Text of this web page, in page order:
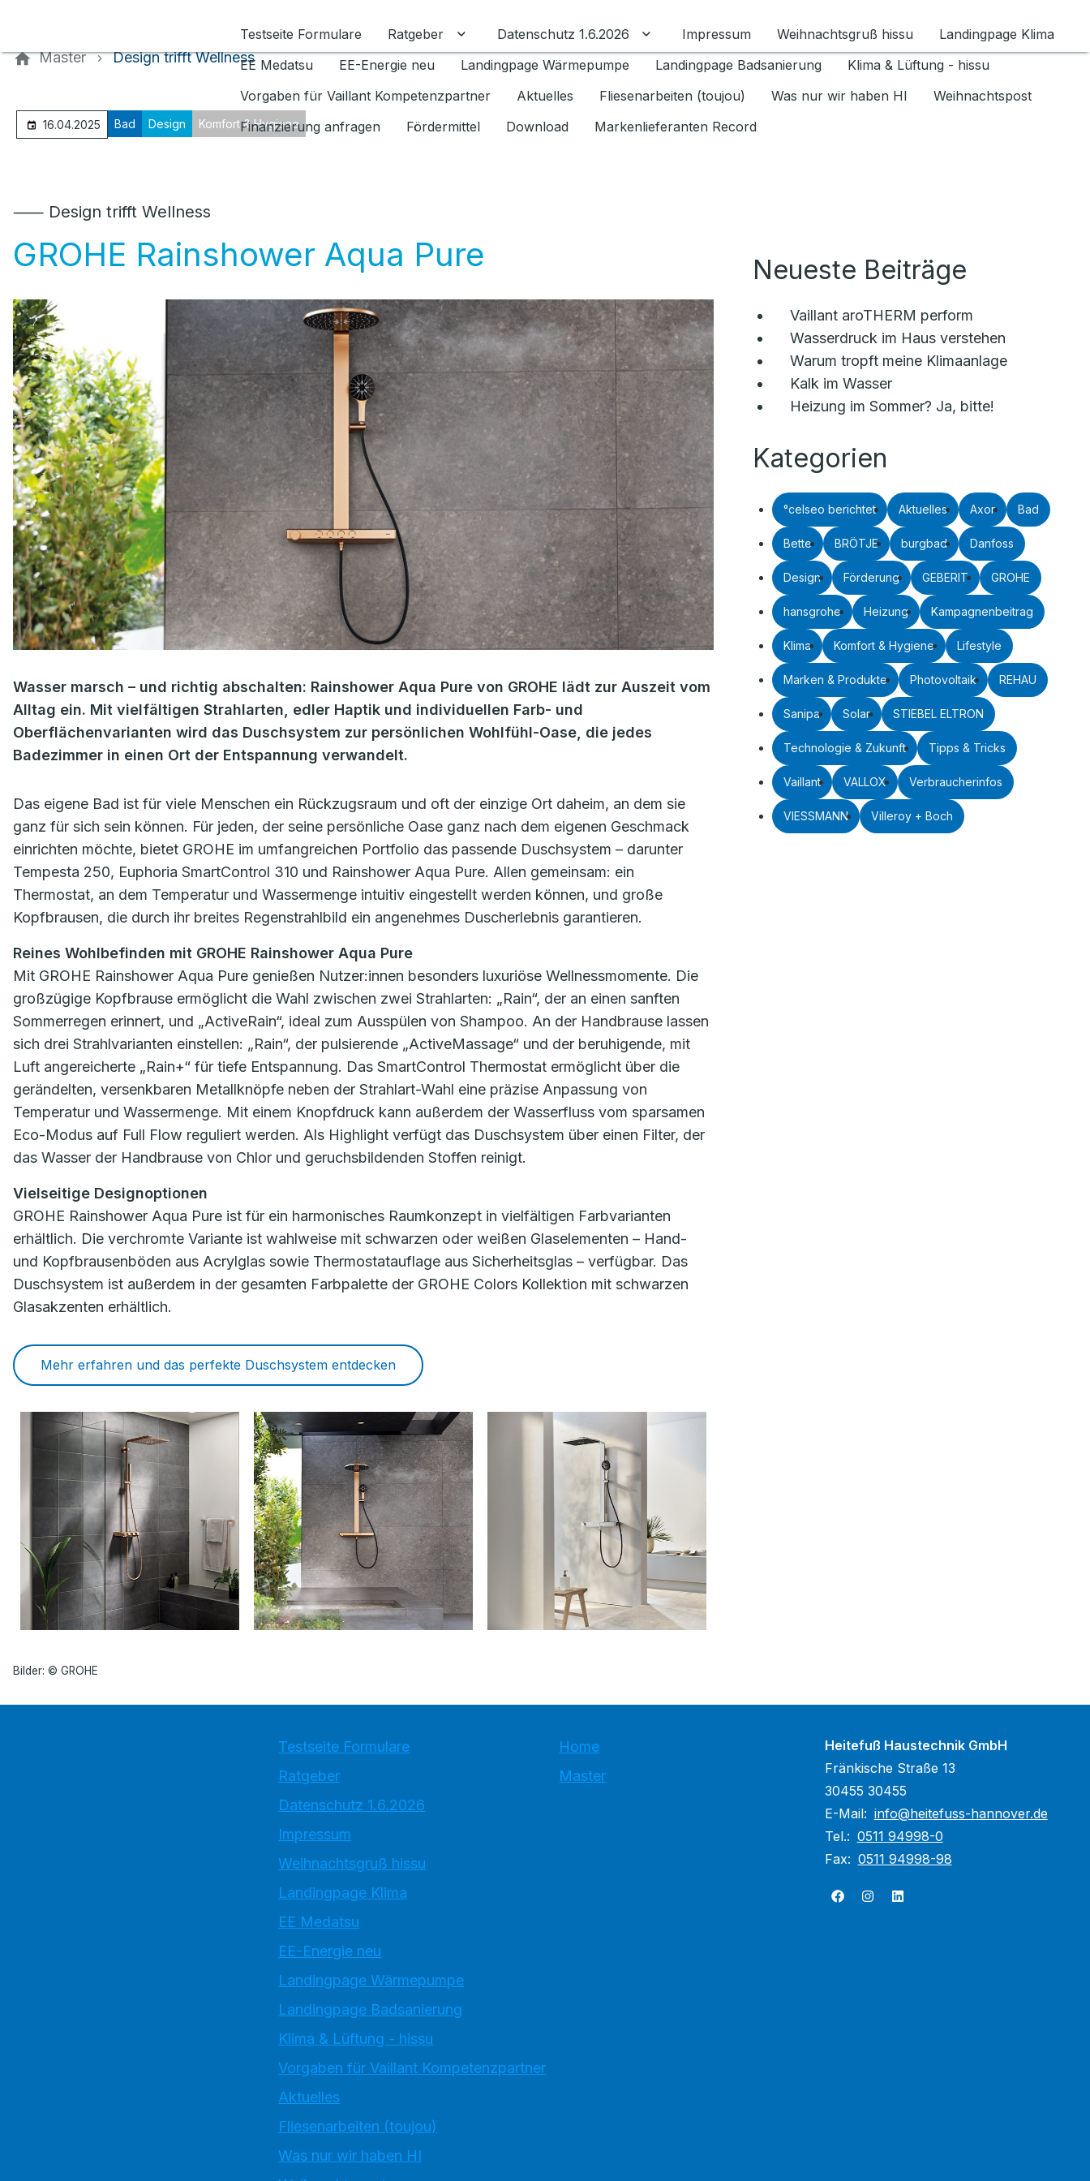
Testseite Formulare
Ratgeber Untermenü für Ratgeber umschalten
Datenschutz 1.6.2026 Untermenü für Datenschutz 1.6.2026 umschalten
Impressum Weihnachtsgruß hissu
Landingpage Klima
EE Medatsu
EE-Energie neu Landingpage Wärmepumpe Landingpage Badsanierung
Klima & Lüftung - hissu
Vorgaben für Vaillant Kompetenzpartner
Aktuelles Fliesenarbeiten (toujou) Was nur wir haben HI
Weihnachtspost
Finanzierung anfragen
Fördermittel Download Markenlieferanten Record
Master Design trifft Wellness
16.04.2025 Bad Design Komfort & Hygiene
⸺ Design trifft Wellness
GROHE Rainshower Aqua Pure
Wasser marsch – und richtig abschalten: Rainshower Aqua Pure von GROHE lädt zur Auszeit vom
Alltag ein. Mit vielfältigen Strahlarten, edler Haptik und individuellen Farb- und
Oberflächenvarianten wird das Duschsystem zur persönlichen Wohlfühl-Oase, die jedes
Badezimmer in einen Ort der Entspannung verwandelt.
Das eigene Bad ist für viele Menschen ein Rückzugsraum und oft der einzige Ort daheim, an dem sie
ganz für sich sein können. Für jeden, der seine persönliche Oase ganz nach dem eigenen Geschmack
einrichten möchte, bietet GROHE im umfangreichen Portfolio das passende Duschsystem – darunter
Tempesta 250, Euphoria SmartControl 310 und Rainshower Aqua Pure. Allen gemeinsam: ein
Thermostat, an dem Temperatur und Wassermenge intuitiv eingestellt werden können, und große
Kopfbrausen, die durch ihr breites Regenstrahlbild ein angenehmes Duscherlebnis garantieren.
Reines Wohlbefinden mit GROHE Rainshower Aqua Pure
Mit GROHE Rainshower Aqua Pure genießen Nutzer:innen besonders luxuriöse Wellnessmomente. Die
großzügige Kopfbrause ermöglicht die Wahl zwischen zwei Strahlarten: „Rain“, der an einen sanften
Sommerregen erinnert, und „ActiveRain“, ideal zum Ausspülen von Shampoo. An der Handbrause lassen
sich drei Strahlvarianten einstellen: „Rain“, der pulsierende „ActiveMassage“ und der beruhigende, mit
Luft angereicherte „Rain+“ für tiefe Entspannung. Das SmartControl Thermostat ermöglicht über die
gerändelten, versenkbaren Metallknöpfe neben der Strahlart-Wahl eine präzise Anpassung von
Temperatur und Wassermenge. Mit einem Knopfdruck kann außerdem der Wasserfluss vom sparsamen
Eco-Modus auf Full Flow reguliert werden. Als Highlight verfügt das Duschsystem über einen Filter, der
das Wasser der Handbrause von Chlor und geruchsbildenden Stoffen reinigt.
Vielseitige Designoptionen
GROHE Rainshower Aqua Pure ist für ein harmonisches Raumkonzept in vielfältigen Farbvarianten
erhältlich. Die verchromte Variante ist wahlweise mit schwarzen oder weißen Glaselementen – Hand-
und Kopfbrausenböden aus Acrylglas sowie Thermostatauflage aus Sicherheitsglas – verfügbar. Das
Duschsystem ist außerdem in der gesamten Farbpalette der GROHE Colors Kollektion mit schwarzen
Glasakzenten erhältlich.
Mehr erfahren und das perfekte Duschsystem entdecken
Bilder: © GROHE
Neueste Beiträge
Vaillant aroTHERM perform
Wasserdruck im Haus verstehen
Warum tropft meine Klimaanlage
Kalk im Wasser
Heizung im Sommer? Ja, bitte!
Kategorien
°celseo berichtet Aktuelles Axor Bad
Bette BRÖTJE burgbad Danfoss
Design Förderung GEBERIT GROHE
hansgrohe Heizung Kampagnenbeitrag
Klima Komfort & Hygiene Lifestyle
Marken & Produkte Photovoltaik REHAU
Sanipa Solar STIEBEL ELTRON
Technologie & Zukunft Tipps & Tricks
Vaillant VALLOX Verbraucherinfos
VIESSMANN Villeroy + Boch
Testseite Formulare
Ratgeber
Datenschutz 1.6.2026
Impressum
Weihnachtsgruß hissu
Landingpage Klima
EE Medatsu
EE-Energie neu
Landingpage Wärmepumpe
Landingpage Badsanierung
Klima & Lüftung - hissu
Vorgaben für Vaillant Kompetenzpartner
Aktuelles
Fliesenarbeiten (toujou)
Was nur wir haben HI
Home
Master
Heitefuß Haustechnik GmbH
Fränkische Straße 13
30455 30455
E-Mail: info@heitefuss-hannover.de
Tel.: 0511 94998-0
Fax: 0511 94998-98